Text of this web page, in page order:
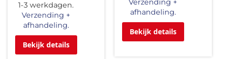
1-3 werkdagen.
Verzending +
afhandeling.
Bekijk details
Verzending +
afhandeling.
Bekijk details